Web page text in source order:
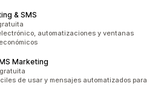
& SMS
automatizaciones y ventanas
Marketing
de usar y mensajes automatizados para